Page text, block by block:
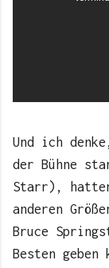
Und ich
der Bühne
Starr),
anderen
Bruce
Besten